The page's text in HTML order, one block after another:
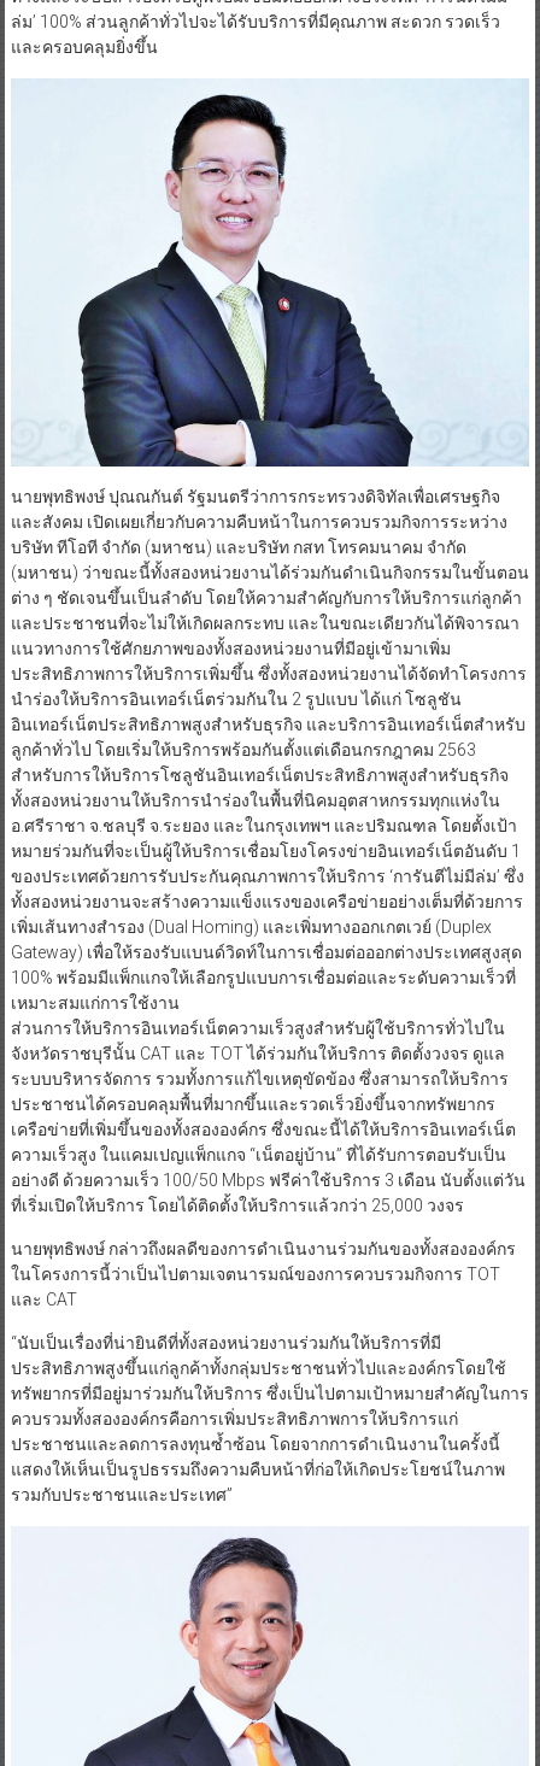
ล่ม’ 100% ส่วนลูกค้าทั่วไปจะได้รับบริการที่มีคุณภาพ สะดวก รวดเร็ว
และครอบคลุมยิ่งขึ้น
นายพุทธิพงษ์ ปุณณกันต์ รัฐมนตรีว่าการกระทรวงดิจิทัลเพื่อเศรษฐกิจ
และสังคม เปิดเผยเกี่ยวกับความคืบหน้าในการควบรวมกิจการระหว่าง
บริษัท ทีโอที จำกัด (มหาชน) และบริษัท กสท โทรคมนาคม จำกัด
(มหาชน) ว่าขณะนี้ทั้งสองหน่วยงานได้ร่วมกันดำเนินกิจกรรมในขั้นตอน
ต่าง ๆ ชัดเจนขึ้นเป็นลำดับ โดยให้ความสำคัญกับการให้บริการแก่ลูกค้า
และประชาชนที่จะไม่ให้เกิดผลกระทบ และในขณะเดียวกันได้พิจารณา
แนวทางการใช้ศักยภาพของทั้งสองหน่วยงานที่มีอยู่เข้ามาเพิ่ม
ประสิทธิภาพการให้บริการเพิ่มขึ้น ซึ่งทั้งสองหน่วยงานได้จัดทำโครงการ
นำร่องให้บริการอินเทอร์เน็ตร่วมกันใน 2 รูปแบบ ได้แก่ โซลูชัน
อินเทอร์เน็ตประสิทธิภาพสูงสำหรับธุรกิจ และบริการอินเทอร์เน็ตสำหรับ
ลูกค้าทั่วไป โดยเริ่มให้บริการพร้อมกันตั้งแต่เดือนกรกฎาคม 2563
สำหรับการให้บริการโซลูชันอินเทอร์เน็ตประสิทธิภาพสูงสำหรับธุรกิจ
ทั้งสองหน่วยงานให้บริการนำร่องในพื้นที่นิคมอุตสาหกรรมทุกแห่งใน
อ.ศรีราชา จ.ชลบุรี จ.ระยอง และในกรุงเทพฯ และปริมณฑล โดยตั้งเป้า
หมายร่วมกันที่จะเป็นผู้ให้บริการเชื่อมโยงโครงข่ายอินเทอร์เน็ตอันดับ 1
ของประเทศด้วยการรับประกันคุณภาพการให้บริการ ‘การันตีไม่มีล่ม’ ซึ่ง
ทั้งสองหน่วยงานจะสร้างความแข็งแรงของเครือข่ายอย่างเต็มที่ด้วยการ
เพิ่มเส้นทางสำรอง (Dual Homing) และเพิ่มทางออกเกตเวย์ (Duplex
Gateway) เพื่อให้รองรับแบนด์วิดท์ในการเชื่อมต่อออกต่างประเทศสูงสุด
100% พร้อมมีแพ็กแกจให้เลือกรูปแบบการเชื่อมต่อและระดับความเร็วที่
เหมาะสมแก่การใช้งาน
ส่วนการให้บริการอินเทอร์เน็ตความเร็วสูงสำหรับผู้ใช้บริการทั่วไปใน
จังหวัดราชบุรีนั้น CAT และ TOT ได้ร่วมกันให้บริการ ติดตั้งวงจร ดูแล
ระบบบริหารจัดการ รวมทั้งการแก้ไขเหตุขัดข้อง ซึ่งสามารถให้บริการ
ประชาชนได้ครอบคลุมพื้นที่มากขึ้นและรวดเร็วยิ่งขึ้นจากทรัพยากร
เครือข่ายที่เพิ่มขึ้นของทั้งสององค์กร ซึ่งขณะนี้ได้ให้บริการอินเทอร์เน็ต
ความเร็วสูง ในแคมเปญแพ็กแกจ “เน็ตอยู่บ้าน” ที่ได้รับการตอบรับเป็น
อย่างดี ด้วยความเร็ว 100/50 Mbps ฟรีค่าใช้บริการ 3 เดือน นับตั้งแต่วัน
ที่เริ่มเปิดให้บริการ โดยได้ติดตั้งให้บริการแล้วกว่า 25,000 วงจร
นายพุทธิพงษ์ กล่าวถึงผลดีของการดำเนินงานร่วมกันของทั้งสององค์กร
ในโครงการนี้ว่าเป็นไปตามเจตนารมณ์ของการควบรวมกิจการ TOT
และ CAT
“นับเป็นเรื่องที่น่ายินดีที่ทั้งสองหน่วยงานร่วมกันให้บริการที่มี
ประสิทธิภาพสูงขึ้นแก่ลูกค้าทั้งกลุ่มประชาชนทั่วไปและองค์กรโดยใช้
ทรัพยากรที่มีอยู่มาร่วมกันให้บริการ ซึ่งเป็นไปตามเป้าหมายสำคัญในการ
ควบรวมทั้งสององค์กรคือการเพิ่มประสิทธิภาพการให้บริการแก่
ประชาชนและลดการลงทุนซ้ำซ้อน โดยจากการดำเนินงานในครั้งนี้
แสดงให้เห็นเป็นรูปธรรมถึงความคืบหน้าที่ก่อให้เกิดประโยชน์ในภาพ
รวมกับประชาชนและประเทศ”